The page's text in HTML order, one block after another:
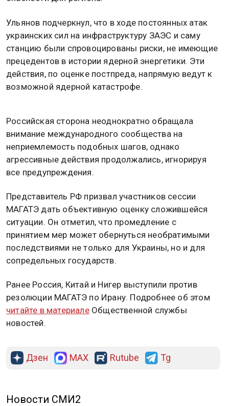
Ульянов подчеркнул, что в ходе постоянных атак
украинских сил на инфраструктуру ЗАЭС и саму
станцию были спровоцированы риски, не имеющие
прецедентов в истории ядерной энергетики. Эти
действия, по оценке постпреда, напрямую ведут к
возможной ядерной катастрофе.
Российская сторона неоднократно обращала
внимание международного сообщества на
неприемлемость подобных шагов, однако
агрессивные действия продолжались, игнорируя
все предупреждения.
Представитель РФ призвал участников сессии
МАГАТЭ дать объективную оценку сложившейся
ситуации. Он отметил, что промедление с
принятием мер может обернуться необратимыми
последствиями не только для Украины, но и для
сопредельных государств.
Ранее Россия, Китай и Нигер выступили против
резолюции МАГАТЭ по Ирану. Подробнее об этом
читайте в материалеОбщественной службы
новостей.
Дзен MAX Rutube Tg
Новости СМИ2